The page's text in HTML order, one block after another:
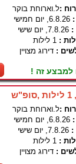
:ל.וארוחת בוקר
6.8.26, יום חמישי
: 7.8.26, יום שישי
: 1 לילות
: דירוג מצויין
:ל.וארוחת בוקר
6.8.26, יום חמישי
: 7.8.26, יום שישי
: 1 לילות
: דירוג מצויין